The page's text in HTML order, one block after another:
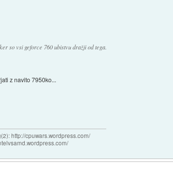
so vsi geforce 760 ubistvu dražji od tega.
z navito 7950ko...
http://cpuwars.wordpress.com/